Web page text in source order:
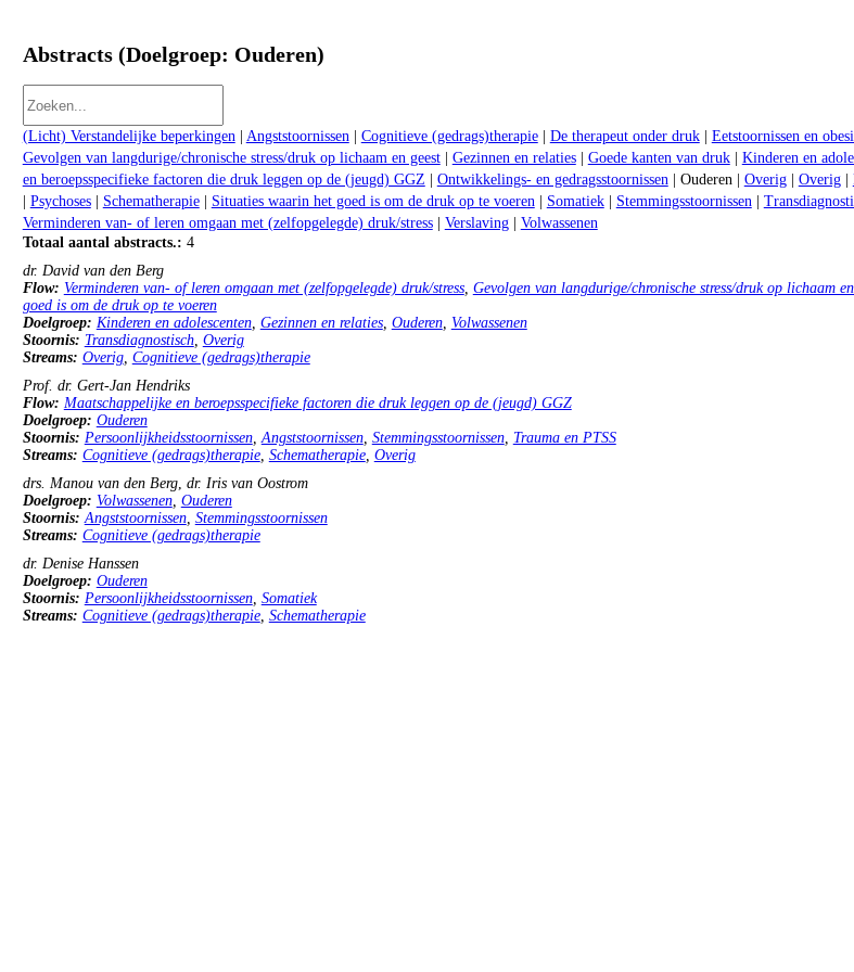
Abstracts (Doelgroep: Ouderen)
(Licht) Verstandelijke beperkingen| Angststoornissen| Cognitieve (gedrags)therapie| De therapeut onder druk| Eetstoornissen en
Gevolgen van langdurige/chronische stress/druk op lichaam en geest| Gezinnen en relaties| Goede kanten van druk| Kinderen en
en beroepsspecifieke factoren die druk leggen op de (jeugd) GGZ
Ontwikkelings- en gedragsstoornissen| Ouderen | Overig| Overig|
Psychoses| Schematherapie| Situaties waarin het goed is om de druk op te voeren| Somatiek| Stemmingsstoornissen|
Verminderen van- of leren omgaan met (zelfopgelegde) druk/stress| Verslaving| Volwassenen
Totaal aantal abstracts.: 4
dr. David van den Berg
Flow: Verminderen van- of leren omgaan met (zelfopgelegde) druk/stress, Gevolgen van langdurige/chronische stress/druk op lichaam
goed is om de druk op te voeren
Doelgroep: Kinderen en adolescenten, Gezinnen en relaties, Ouderen, Volwassenen
Stoornis: Transdiagnostisch, Overig
Streams: Overig, Cognitieve (gedrags)therapie
Prof. dr. Gert-Jan Hendriks
Flow: Maatschappelijke en beroepsspecifieke factoren die druk leggen op de (jeugd) GGZ
Doelgroep: Ouderen
Stoornis: Persoonlijkheidsstoornissen,Angststoornissen, Stemmingsstoornissen, Trauma en PTSS
Streams: Cognitieve (gedrags)therapie, Schematherapie, Overig
drs. Manou van den Berg, dr. Iris van Oostrom
Doelgroep: Volwassenen, Ouderen
Stoornis: Angststoornissen, Stemmingsstoornissen
Streams: Cognitieve (gedrags)therapie
dr. Denise Hanssen
Doelgroep: Ouderen
Stoornis: Persoonlijkheidsstoornissen, Somatiek
Streams: Cognitieve (gedrags)therapie, Schematherapie